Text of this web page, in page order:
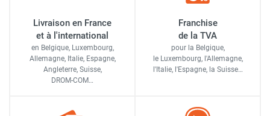
Livraison en France
et à l'international
en Belgique, Luxembourg,
Allemagne, Italie, Espagne,
Angleterre, Suisse,
DROM-COM…
Franchise
de la TVA
pour la Belgique,
le Luxembourg, l'Allemagne,
l'Italie, l'Espagne, la Suisse…